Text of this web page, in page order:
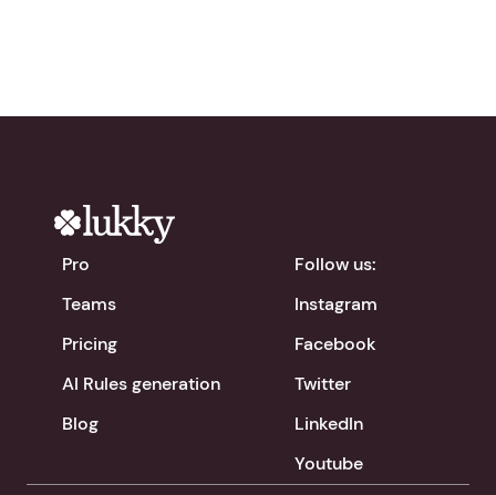
Pro
Teams
Pricing
AI Rules generation
Blog
Follow us:
Instagram
Facebook
Twitter
LinkedIn
Youtube